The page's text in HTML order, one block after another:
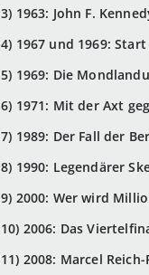
3) 1963: John F.
4) 1967 und 1969:
5) 1969: Die
6) 1971: Mit der Axt
7) 1989: Der Fall der
8) 1990: Legendärer
9) 2000: Wer wird
10) 2006: Das
11) 2008: Marcel